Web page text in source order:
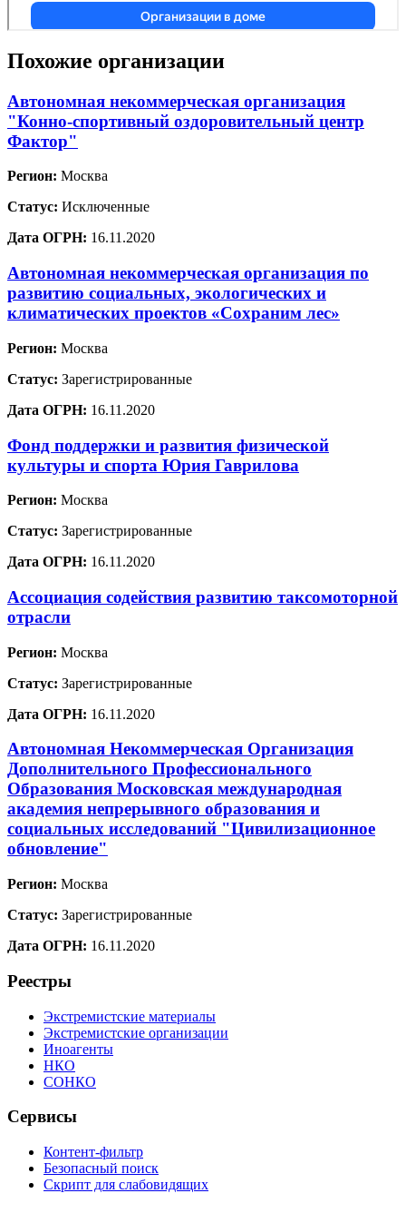
Похожие организации
Автономная некоммерческая организация
"Конно-спортивный оздоровительный центр
Фактор"
Регион: Москва
Статус: Исключенные
Дата ОГРН: 16.11.2020
Автономная некоммерческая организация по
развитию социальных, экологических и
климатических проектов «Сохраним лес»
Регион: Москва
Статус: Зарегистрированные
Дата ОГРН: 16.11.2020
Фонд поддержки и развития физической
культуры и спорта Юрия Гаврилова
Регион: Москва
Статус: Зарегистрированные
Дата ОГРН: 16.11.2020
Ассоциация содействия развитию таксомоторной
отрасли
Регион: Москва
Статус: Зарегистрированные
Дата ОГРН: 16.11.2020
Автономная Некоммерческая Организация
Дополнительного Профессионального
Образования Московская международная
академия непрерывного образования и
социальных исследований "Цивилизационное
обновление"
Регион: Москва
Статус: Зарегистрированные
Дата ОГРН: 16.11.2020
Реестры
Экстремистские материалы
Экстремистские организации
Иноагенты
НКО
СОНКО
Сервисы
Контент-фильтр
Безопасный поиск
Скрипт для слабовидящих